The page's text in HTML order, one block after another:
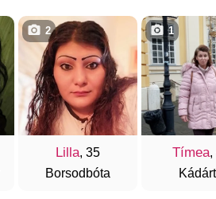
Lilla, 35
Borsodbóta
2
Tímea,
1